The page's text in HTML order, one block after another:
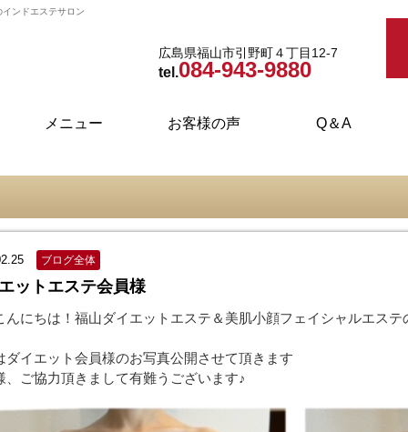
ンドエステサロン
広島県福山市引野町４丁目12-7
tel.084-943-9880
メニュー お客様の声 Q＆A
ブログ全体
ットエステ会員様
んにちは！福山ダイエットエステ＆美肌小顔フェイシャルエステ
ダイエット会員様のお写真公開させて頂きます
、ご協力頂きまして有難うございます♪